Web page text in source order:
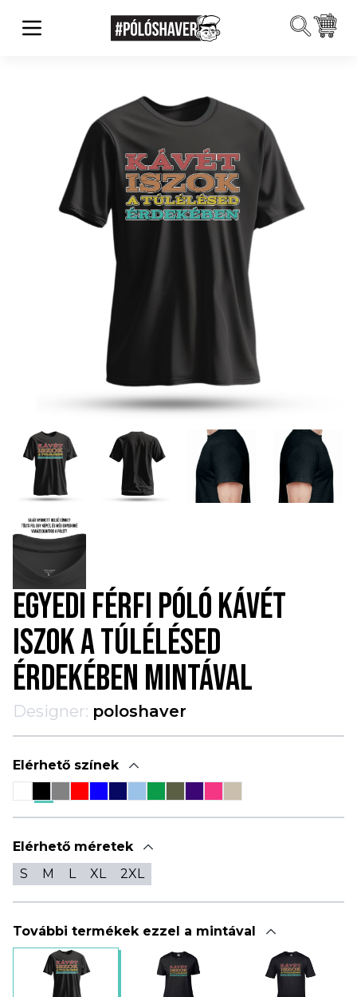
EGYEDI FÉRFI PÓLÓ KÁVÉT
ISZOK A TÚLÉLÉSED
ÉRDEKÉBEN MINTÁVAL
Designer: poloshaver
Elérhető színek
Elérhető méretek
S
M L XL 2XL
További termékek ezzel a mintával